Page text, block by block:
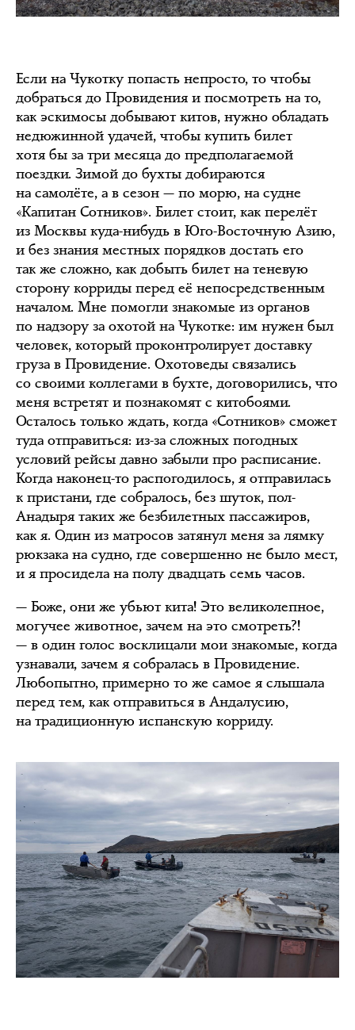
Если на Чукотку попасть непросто, то чтобы
добраться до Провидения и посмотреть на то,
как эскимосы добывают китов, нужно обладать
недюжинной удачей, чтобы купить билет
хотя бы за три месяца до предполагаемой
поездки. Зимой до бухты добираются
на самолёте, а в сезон — по морю, на судне
«Капитан Сотников». Билет стоит, как перелёт
из Москвы куда-нибудь в Юго-Восточную Азию,
и без знания местных порядков достать его
так же сложно, как добыть билет на теневую
сторону корриды перед её непосредственным
началом. Мне помогли знакомые из органов
по надзору за охотой на Чукотке: им нужен был
человек, который проконтролирует доставку
груза в Провидение. Охотоведы связались
со своими коллегами в бухте, договорились, что
меня встретят и познакомят с китобоями.
Осталось только ждать, когда «Сотников» сможет
туда отправиться: из-за сложных погодных
условий рейсы давно забыли про расписание.
Когда наконец-то распогодилось, я отправилась
к пристани, где собралось, без шуток, пол-
Анадыря таких же безбилетных пассажиров,
как я. Один из матросов затянул меня за лямку
рюкзака на судно, где совершенно не было мест,
и я просидела на полу двадцать семь часов.
— Боже, они же убьют кита! Это великолепное,
могучее животное, зачем на это смотреть?!
— в один голос восклицали мои знакомые, когда
узнавали, зачем я собралась в Провидение.
Любопытно, примерно то же самое я слышала
перед тем, как отправиться в Андалусию,
на традиционную испанскую корриду.